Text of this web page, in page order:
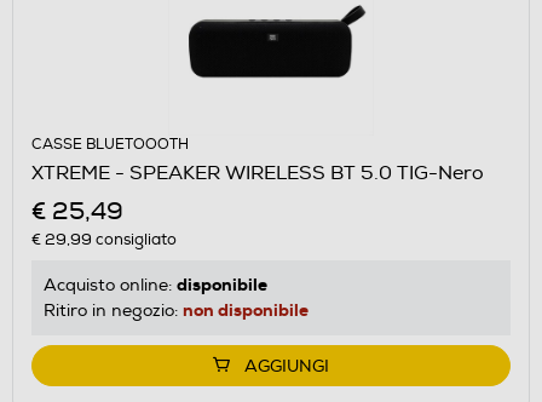
CASSE BLUETOOOTH
XTREME - SPEAKER WIRELESS BT 5.0 TIG-Nero
€ 25,49
€ 29,99 consigliato
Acquisto online: disponibile
Ritiro in negozio: non disponibile
AGGIUNGI